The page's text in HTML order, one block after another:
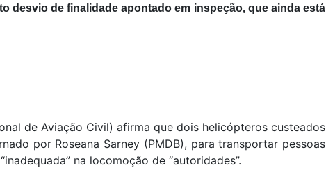
desvio de finalidade apontado em inspeção, que ainda está
de Aviação Civil) afirma que dois helicópteros custeados
por Roseana Sarney (PMDB), para transportar pessoas
na locomoção de “autoridades”.